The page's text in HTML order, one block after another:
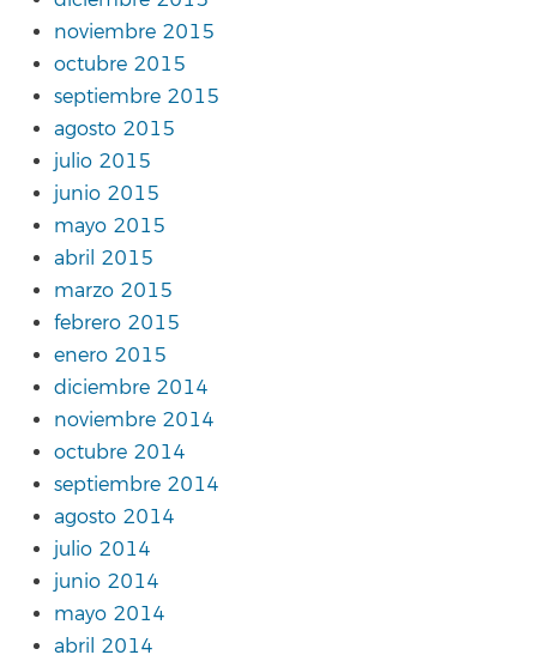
noviembre 2015
octubre 2015
septiembre 2015
agosto 2015
julio 2015
junio 2015
mayo 2015
abril 2015
marzo 2015
febrero 2015
enero 2015
diciembre 2014
noviembre 2014
octubre 2014
septiembre 2014
agosto 2014
julio 2014
junio 2014
mayo 2014
abril 2014